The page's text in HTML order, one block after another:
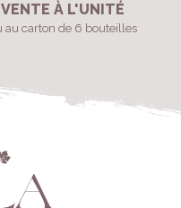
VENTE À L'UNITÉ
au carton de 6 bouteilles